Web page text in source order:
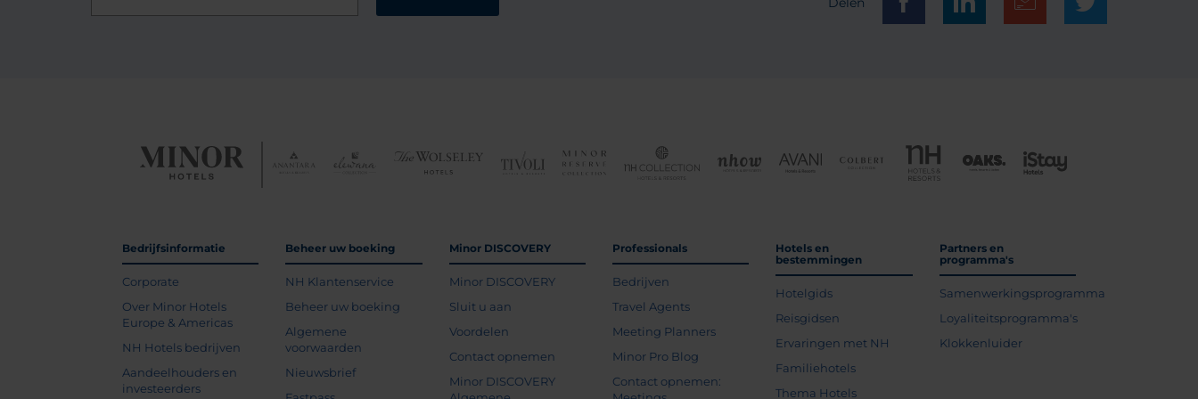
Bedrijfsinformatie
Corporate
Over Minor Hotels
Europe & Americas
NH Hotels bedrijven
Aandeelhouders en
investeerders
Beheer uw boeking
NH Klantenservice
Beheer uw boeking
Algemene
voorwaarden
Nieuwsbrief
Minor DISCOVERY
Minor DISCOVERY
Sluit u aan
Voordelen
Contact opnemen
Minor DISCOVERY
Professionals
Bedrijven
Travel Agents
Meeting Planners
Minor Pro Blog
Contact opnemen:
Hotels en
bestemmingen
Hotelgids
Reisgidsen
Ervaringen met NH
Familiehotels
Thema Hotels
Partners en
programma's
Samenwerkingsprogramma
Loyaliteitsprogramma's
Klokkenluider